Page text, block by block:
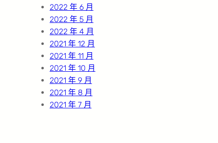
2022 年 6 月
2022 年 5 月
2022 年 4 月
2021 年 12 月
2021 年 11 月
2021 年 10 月
2021 年 9 月
2021 年 8 月
2021 年 7 月